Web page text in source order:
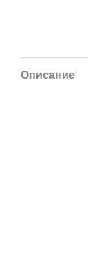
Описание